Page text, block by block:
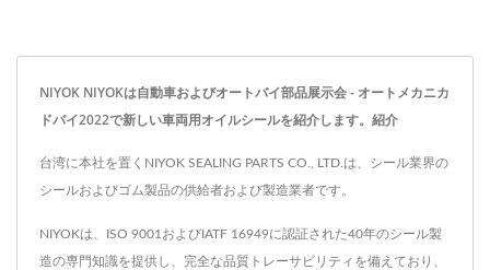
NIYOK NIYOKは自動車およびオートバイ部品展示会 - オートメカニカ
ドバイ2022で新しい車両用オイルシールを紹介します。紹介
台湾に本社を置くNIYOK SEALING PARTS CO., LTD.は、シール業界の
シールおよびゴム製品の供給者および製造業者です。
NIYOKは、ISO 9001およびIATF 16949に認証された40年のシール製
造の専門知識を提供し、完全な品質トレーサビリティを備えており、